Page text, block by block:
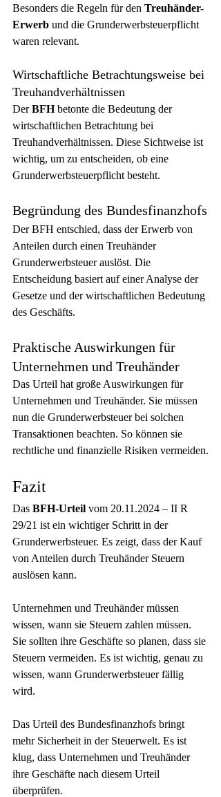
Besonders die Regeln für den Treuhänder-
Erwerb und die Grunderwerbsteuerpflicht
waren relevant.
Wirtschaftliche Betrachtungsweise bei
Treuhandverhältnissen
Der BFH betonte die Bedeutung der
wirtschaftlichen Betrachtung bei
Treuhandverhältnissen. Diese Sichtweise ist
wichtig, um zu entscheiden, ob eine
Grunderwerbsteuerpflicht besteht.
Begründung des Bundesfinanzhofs
Der BFH entschied, dass der Erwerb von
Anteilen durch einen Treuhänder
Grunderwerbsteuer auslöst. Die
Entscheidung basiert auf einer Analyse der
Gesetze und der wirtschaftlichen Bedeutung
des Geschäfts.
Praktische Auswirkungen für
Unternehmen und Treuhänder
Das Urteil hat große Auswirkungen für
Unternehmen und Treuhänder. Sie müssen
nun die Grunderwerbsteuer bei solchen
Transaktionen beachten. So können sie
rechtliche und finanzielle Risiken vermeiden.
Fazit
Das BFH-Urteil vom 20.11.2024 – II R
29/21 ist ein wichtiger Schritt in der
Grunderwerbsteuer. Es zeigt, dass der Kauf
von Anteilen durch Treuhänder Steuern
auslösen kann.
Unternehmen und Treuhänder müssen
wissen, wann sie Steuern zahlen müssen.
Sie sollten ihre Geschäfte so planen, dass sie
Steuern vermeiden. Es ist wichtig, genau zu
wissen, wann Grunderwerbsteuer fällig
wird.
Das Urteil des Bundesfinanzhofs bringt
mehr Sicherheit in der Steuerwelt. Es ist
klug, dass Unternehmen und Treuhänder
ihre Geschäfte nach diesem Urteil
überprüfen.